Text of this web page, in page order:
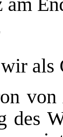
als
von
des